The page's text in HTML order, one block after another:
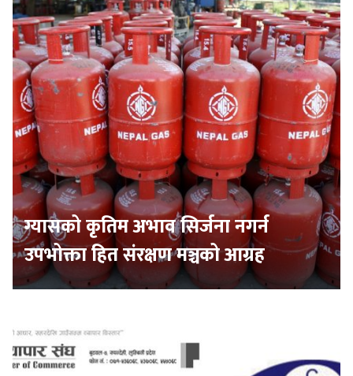
ग्यासको कृतिम अभाव सिर्जना नगर्न
उपभोक्ता हित संरक्षण मञ्चको आग्रह